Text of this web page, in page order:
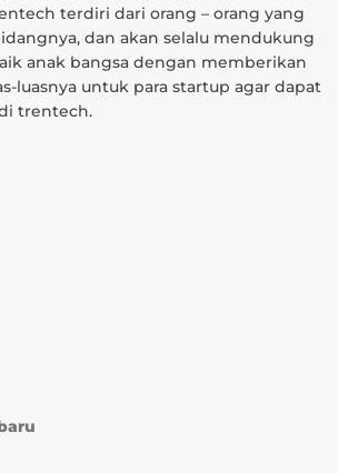
terdiri dari orang – orang yang
dan akan selalu mendukung
anak bangsa dengan memberikan
luasnya untuk para startup agar dapat
trentech.